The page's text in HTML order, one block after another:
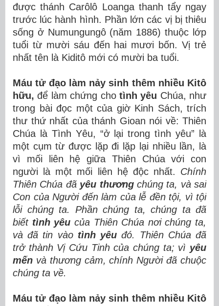
được thánh Carôlô Loanga thanh tẩy ngay
trước lúc hành hình. Phần lớn các vị bị thiêu
sống ở Numungungô (năm 1886) thuộc lớp
tuổi từ mười sáu đến hai mươi bốn. Vị trẻ
nhất tên là Kiditô mới có mười ba tuổi.
Máu tử đạo làm nảy sinh thêm nhiều Kitô
hữu, để làm chứng cho tình yêu Chúa, như
trong bài đọc một của giờ Kinh Sách, trích
thư thứ nhất của thánh Gioan nói về: Thiên
Chúa là Tình Yêu, “ở lại trong tình yêu” là
một cụm từ được lặp đi lặp lại nhiều lần, là
vì mối liên hệ giữa Thiên Chúa với con
người là một mối liên hệ độc nhất. Chính
Thiên Chúa đã yêu thươngchúng ta, và sai
Con của Người đến làm của lễ đền tội, vì tội
lỗi chúng ta. Phần chúng ta, chúng ta đã
biết tình yêu của Thiên Chúa nơi chúng ta,
và đã tin vào tình yêu đó. Thiên Chúa đã
trở thành Vị Cứu Tinh của chúng ta; vì yêu
mến và thương cảm, chính Người đã chuộc
chúng ta về.
Máu tử đạo làm nảy sinh thêm nhiều Kitô